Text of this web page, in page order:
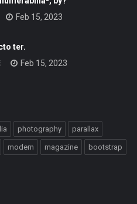
Feb 15, 2023
ter.
Feb 15, 2023
photography parallax
modern magazine bootstrap